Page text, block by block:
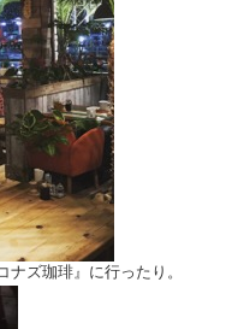
ズ珈琲』に行ったり。